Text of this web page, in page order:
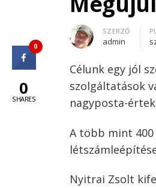
Author
SZERZŐ
admin
Célunk egy jól
szolgáltatások
nagyposta-
A több mint
Nyitrai Zsolt
0
0
SHARES